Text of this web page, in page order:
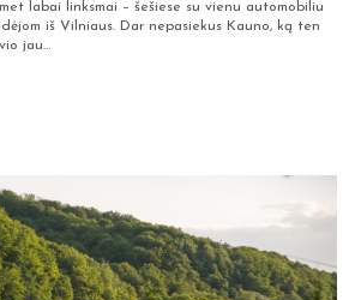
labai linksmai – šešiese su vienu automobiliu
iš Vilniaus. Dar nepasiekus Kauno, ką ten
jau…